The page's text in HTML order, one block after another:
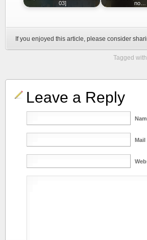
03]
no…
If you enjoyed this article, please consider
Tagged
Leave a Reply